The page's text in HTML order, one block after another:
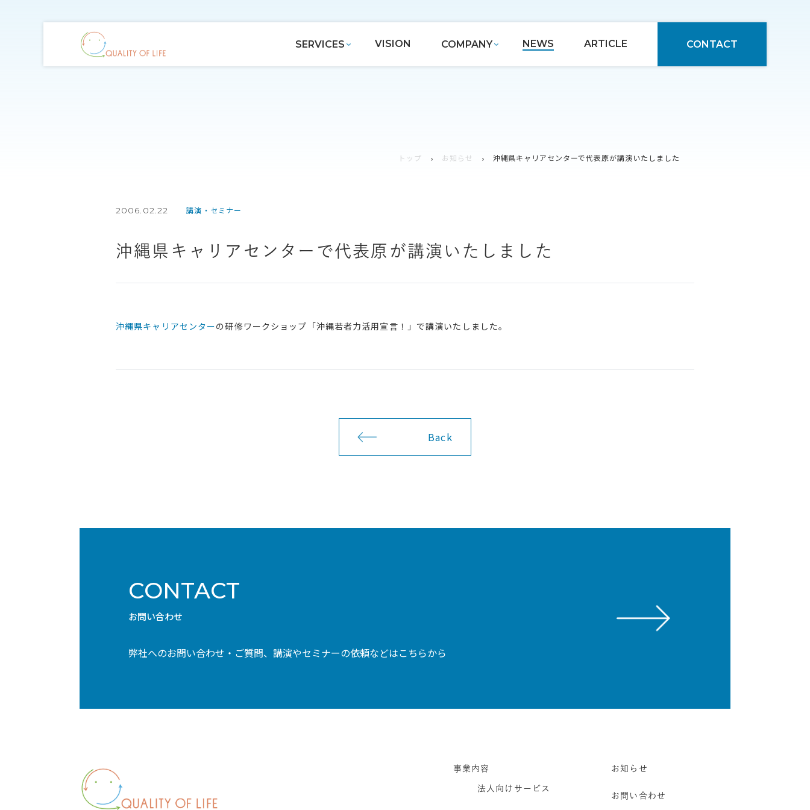
SERVICES VISION COMPANY NEWS ARTICLE CONTACT
トップ お知らせ 沖縄県キャリアセンターで代表原が講演いたしました
2006.02.22 講演・セミナー
沖縄県キャリアセンターで代表原が講演いたしました
沖縄県キャリアセンターの研修ワークショップ「沖縄若者力活用宣言！」で講演いたしました。
Back
CONTACT
お問い合わせ
弊社へのお問い合わせ・ご質問、講演やセミナーの依頼などはこちらから
事業内容
法人向けサービス
お知らせ
お問い合わせ